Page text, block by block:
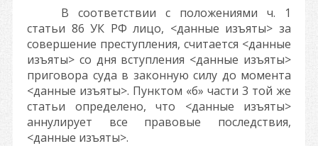
В соответствии с положениями ч. 1
статьи 86 УК РФ лицо, <данные изъяты> за
совершение преступления, считается <данные
изъяты> со дня вступления <данные изъяты>
приговора суда в законную силу до момента
<данные изъяты>. Пунктом «б» части 3 той же
статьи определено, что <данные изъяты>
аннулирует все правовые последствия,
<данные изъяты>.